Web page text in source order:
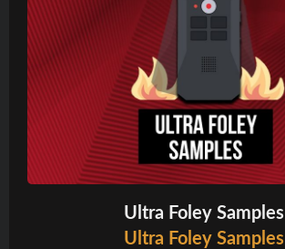
Ultra Foley Samples
Ultra Foley Samples